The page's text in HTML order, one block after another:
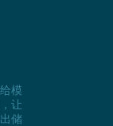
模
让
储